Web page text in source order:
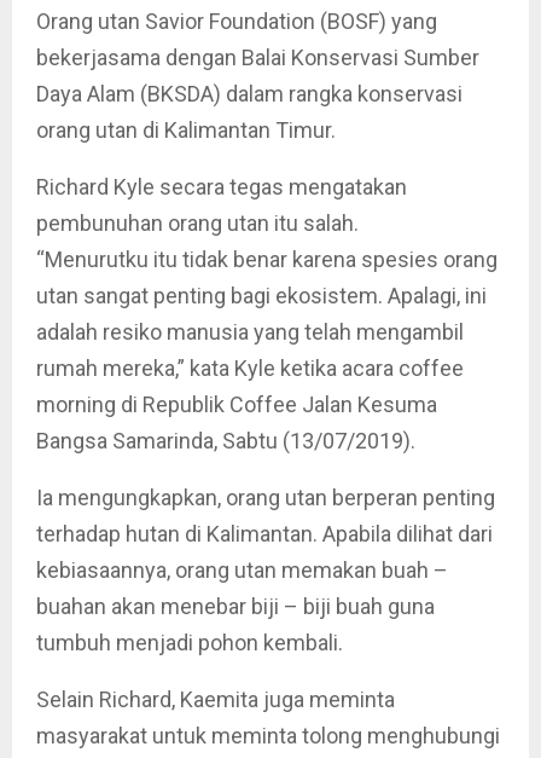
Orang utan Savior Foundation (BOSF) yang
bekerjasama dengan Balai Konservasi Sumber
Daya Alam (BKSDA) dalam rangka konservasi
orang utan di Kalimantan Timur.
Richard Kyle secara tegas mengatakan
pembunuhan orang utan itu salah.
“Menurutku itu tidak benar karena spesies orang
utan sangat penting bagi ekosistem. Apalagi, ini
adalah resiko manusia yang telah mengambil
rumah mereka,” kata Kyle ketika acara coffee
morning di Republik Coffee Jalan Kesuma
Bangsa Samarinda, Sabtu (13/07/2019).
Ia mengungkapkan, orang utan berperan penting
terhadap hutan di Kalimantan. Apabila dilihat dari
kebiasaannya, orang utan memakan buah –
buahan akan menebar biji – biji buah guna
tumbuh menjadi pohon kembali.
Selain Richard, Kaemita juga meminta
masyarakat untuk meminta tolong menghubungi